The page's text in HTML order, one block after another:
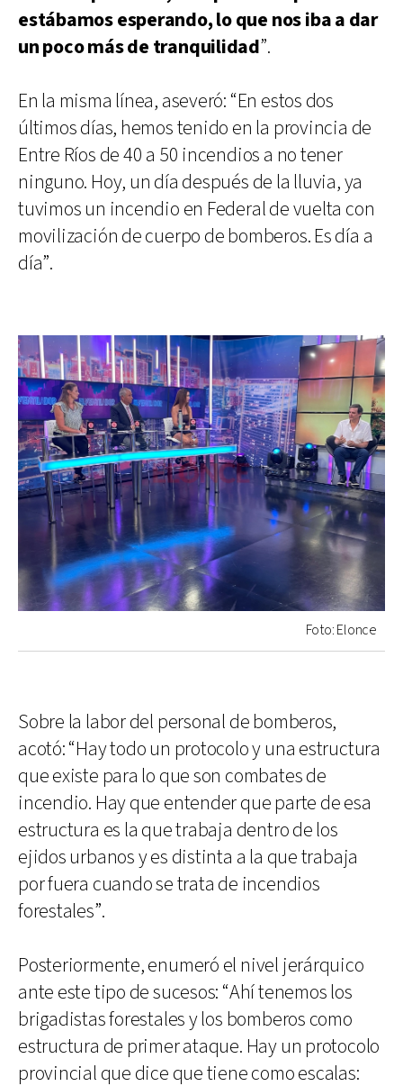
estábamos esperando, lo que nos iba a dar
un poco más de tranquilidad”.
En la misma línea, aseveró: “En estos dos
últimos días, hemos tenido en la provincia de
Entre Ríos de 40 a 50 incendios a no tener
ninguno. Hoy, un día después de la lluvia, ya
tuvimos un incendio en Federal de vuelta con
movilización de cuerpo de bomberos. Es día a
día”.
Foto: Elonce
Sobre la labor del personal de bomberos,
acotó: “Hay todo un protocolo y una estructura
que existe para lo que son combates de
incendio. Hay que entender que parte de esa
estructura es la que trabaja dentro de los
ejidos urbanos y es distinta a la que trabaja
por fuera cuando se trata de incendios
forestales”.
Posteriormente, enumeró el nivel jerárquico
ante este tipo de sucesos: “Ahí tenemos los
brigadistas forestales y los bomberos como
estructura de primer ataque. Hay un protocolo
provincial que dice que tiene como escalas: